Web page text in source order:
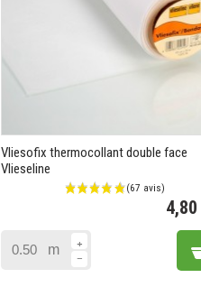
Vliesofix thermocollant double face
Vlieseline
m